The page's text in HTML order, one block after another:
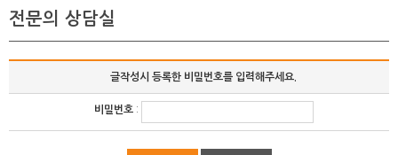
전문의 상담실
글작성시 등록한 비밀번호를 입력해주세요.
비밀번호: